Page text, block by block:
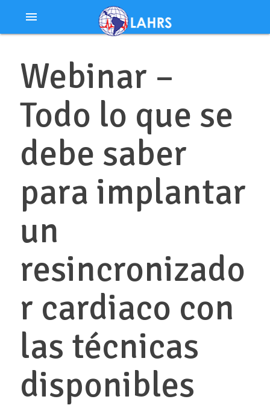
menu
Webinar –
Todo lo que se
debe saber
para implantar
un
resincronizado
r cardiaco con
las técnicas
disponibles